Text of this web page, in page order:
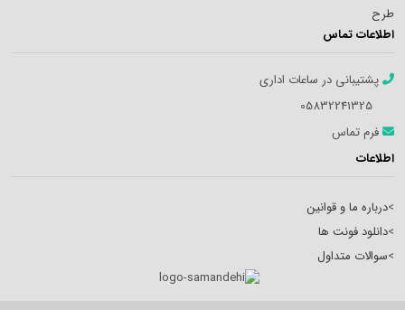
طرح
اطلاعات تماس
پشتیبانی در ساعات اداری
05832241325
فرم تماس
اطلاعات
>درباره ما و قوانین
>دانلود فونت ها
>سوالات متداول